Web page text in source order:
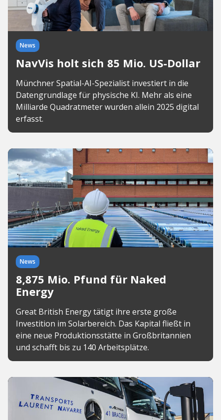
News
NavVis holt sich 85 Mio. US-Dollar
Münchner Spatial-AI-Spezialist investiert in die
Datengrundlage für physische KI. Mehr als eine
Milliarde Quadratmeter wurden allein 2025 digital
erfasst.
News
8,875 Mio. Pfund für Naked
Energy
Great British Energy tätigt ihre erste große
Investition im Solarbereich. Das Kapital fließt in
eine neue Produktionsstätte in Großbritannien
und schafft bis zu 140 Arbeitsplätze.